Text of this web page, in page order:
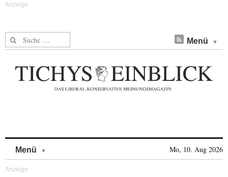
Suche nach: Menü
Menü Mo, 10. Aug 2026